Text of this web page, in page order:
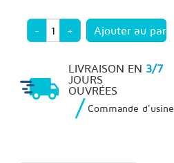
- +
LIVRAISON EN 3/7
JOURS
OUVRÉES
/ Commande d'usine